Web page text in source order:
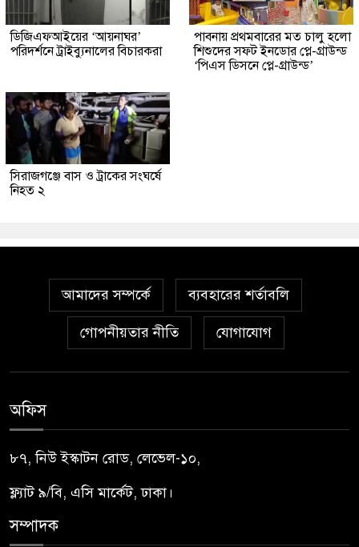
ডিজিএফআইয়ের ‘আয়নাঘর’
পরিদর্শনে ট্রাইব্যুনালের বিচারকরা
পাবনায় প্রথমবারের মত চালু হলো
শিশুদের সফট ইনডোর প্লে-গ্রাউন্ড
‘পিএস ডিসনে প্লে-গ্রাউন্ড’
সিরাজগঞ্জে বাস ও ট্রাকের সংঘর্ষে
নিহত ২
আমাদের সম্পর্কে ব্যবহারের শর্তাবলি
গোপনীয়তার নীতি যোগাযোগ
অফিস
৮৭, নিউ ইস্কাটন রোড, লেভেল-১০,
ফ্ল্যাট ৯/বি, এসি মার্কেট, ঢাকা।
সম্পাদক